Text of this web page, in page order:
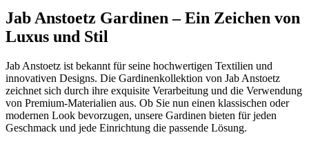
Jab Anstoetz Gardinen – Ein Zeichen von
Luxus und Stil
Jab Anstoetz ist bekannt für seine hochwertigen Textilien und
innovativen Designs. Die Gardinenkollektion von Jab Anstoetz
zeichnet sich durch ihre exquisite Verarbeitung und die Verwendung
von Premium-Materialien aus. Ob Sie nun einen klassischen oder
modernen Look bevorzugen, unsere Gardinen bieten für jeden
Geschmack und jede Einrichtung die passende Lösung.